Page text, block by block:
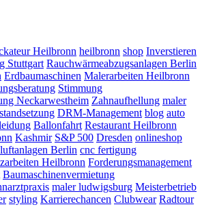
Heilbronn heilbronn shop Inverstieren
Stuttgart Rauchwärmeabzugsanlagen Berlin
Erdbaumaschinen Malerarbeiten Heilbronn
Stimmung
Neckarwestheim Zahnaufhellung maler
DRM-Management blog auto
Ballonfahrt Restaurant Heilbronn
Kashmir S&P 500 Dresden onlineshop
Berlin cnc fertigung
Heilbronn Forderungsmanagement
Baumaschinenvermietung
maler ludwigsburg Meisterbetrieb
styling Karrierechancen Clubwear Radtour